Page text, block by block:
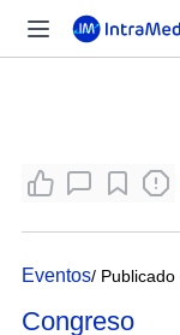
Eventos/
Congreso